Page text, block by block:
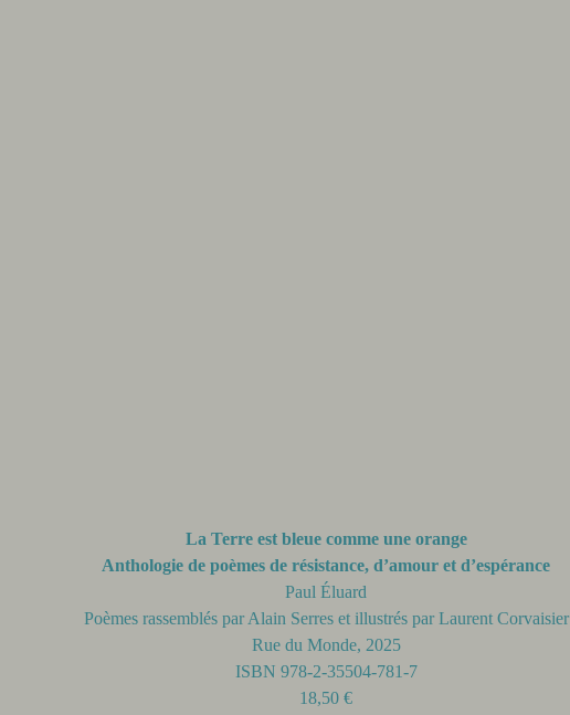
La Terre est bleue comme une orange
Anthologie de poèmes de résistance, d’amour et d’espérance
Paul Éluard
Poèmes rassemblés par Alain Serres et illustrés par Laurent Corvaisier
Rue du Monde, 2025
ISBN 978-2-35504-781-7
18,50 €